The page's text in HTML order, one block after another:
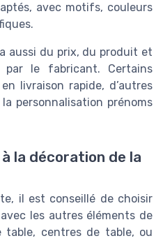
avec motifs, couleurs
aussi du prix, du produit et
par le fabricant. Certains
livraison rapide, d’autres
personnalisation prénoms
la décoration de la
il est conseillé de choisir
les autres éléments de
table, centres de table, ou